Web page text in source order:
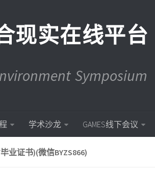
现实在线平台
Symposium
学术沙龙 GAMES线下会议
业证书)(微信BYZS866)